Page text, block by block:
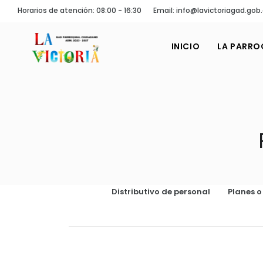
Horarios de atención: 08:00 - 16:30 Email:
INICIO LA
Distributivo de personal Planes